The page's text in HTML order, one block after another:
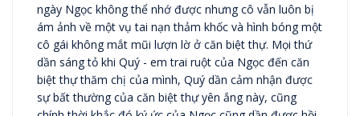
ngày Ngọc không thể nhớ được nhưng cô vẫn luôn bị
ám ảnh về một vụ tai nạn thảm khốc và hình bóng một
cô gái không mắt mũi lượn lờ ở căn biệt thự. Mọi thứ
dần sáng tỏ khi Quý - em trai ruột của Ngọc đến căn
biệt thự thăm chị của mình, Quý dần cảm nhận được
sự bất thường của căn biệt thự yên ắng này, cũng